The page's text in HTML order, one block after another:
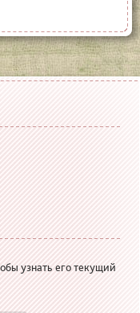
узнать его текущий